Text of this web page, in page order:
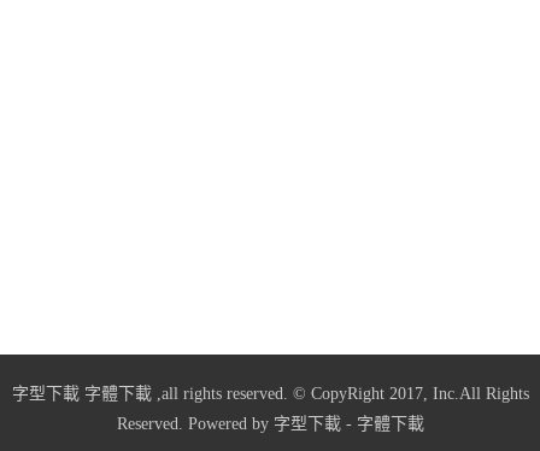
字型下載 字體下載,all rights reserved. © CopyRight 2017, Inc.All Rights
Reserved. Powered by 字型下載- 字體下載